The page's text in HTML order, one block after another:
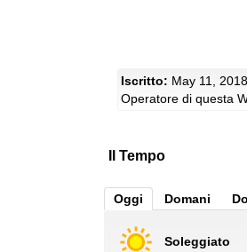
Iscritto: May 11,
Operatore di questa
Il Tempo
Oggi Domani
Soleggiato